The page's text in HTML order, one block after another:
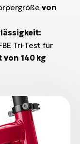
von
Tri-Test für
von 140 kg